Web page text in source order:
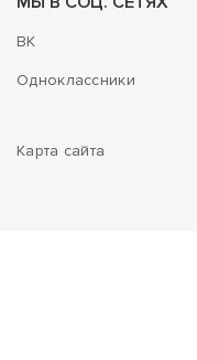
ВК
Одноклассники
Карта сайта